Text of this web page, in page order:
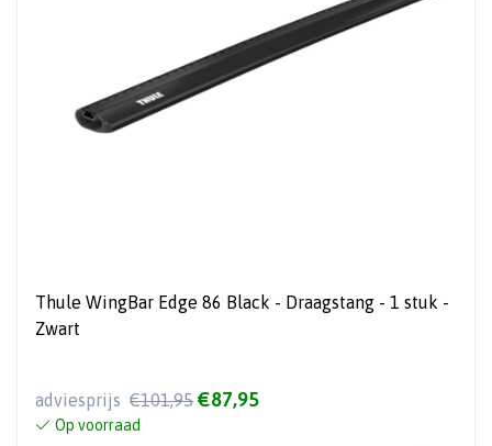
Thule WingBar Edge 86 Black - Draagstang - 1 stuk -
Zwart
adviesprijs €101,95 €87,95
Op voorraad